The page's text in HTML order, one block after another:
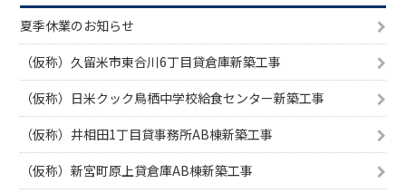
夏季休業のお知らせ
（仮称）久留米市東合川6丁目貸倉庫新築工事
（仮称）日米クック鳥栖中学校給食センター新築工事
（仮称）井相田1丁目貸事務所AB棟新築工事
（仮称）新宮町原上貸倉庫AB棟新築工事